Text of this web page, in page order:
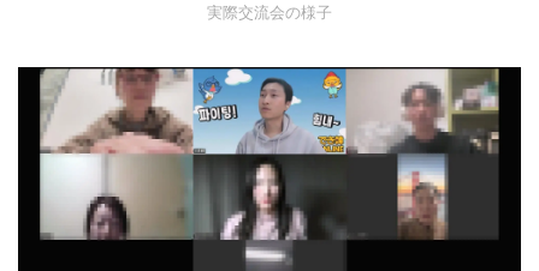
実際交流会の様子